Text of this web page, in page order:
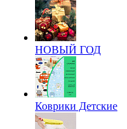
НОВЫЙ ГОД
Коврики Детские